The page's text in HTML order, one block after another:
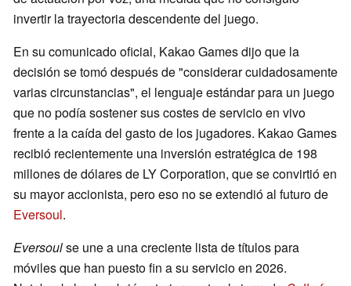
invertir la trayectoria descendente del juego.
En su comunicado oficial, Kakao Games dijo que la
decisión se tomó después de "considerar cuidadosamente
varias circunstancias", el lenguaje estándar para un juego
que no podía sostener sus costes de servicio en vivo
frente a la caída del gasto de los jugadores. Kakao Games
recibió recientemente una inversión estratégica de 198
millones de dólares de LY Corporation, que se convirtió en
su mayor accionista, pero eso no se extendió al futuro de
Eversoul.
Eversoulse une a una creciente lista de títulos para
móviles que han puesto fin a su servicio en 2026.